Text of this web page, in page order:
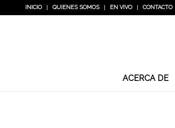
INICIO QUIENES SOMOS EN VIVO CONTACTO
ACERCA DE